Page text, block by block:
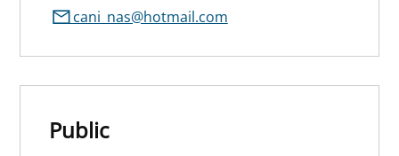
cani_nas@hotmail.com
Public